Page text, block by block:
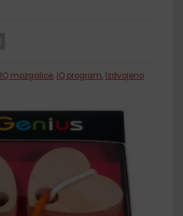
IQ mozgalice, IQ program, Izdvojeno